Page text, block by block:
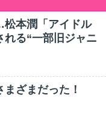
松本潤「アイドル
れる“一部旧ジャニ
ざまだった！